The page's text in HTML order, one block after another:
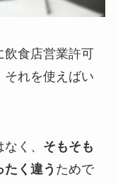
飲食店営業許可
それを使えばい
く、 そもそも
く違う ためで